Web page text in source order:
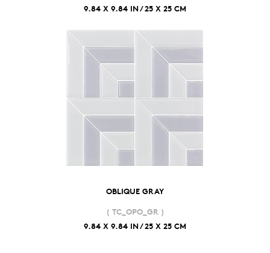
9.84 X 9.84 IN / 25 X 25 CM
OBLIQUE GRAY
( TC_OPO_GR )
9.84 X 9.84 IN / 25 X 25 CM